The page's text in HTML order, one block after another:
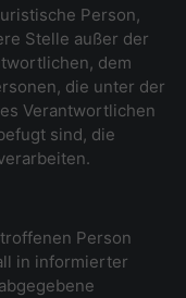
Person,
Stelle außer der
dem
die unter der
Verantwortlichen
sind, die
Person
in informierter